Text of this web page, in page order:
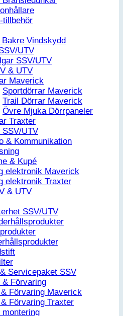
tillbehör
Bakre Vindskydd
UTV
SSV/UTV
& UTV
Maverick
Sportdörrar Maverick
Trail Dörrar Maverick
Övre Mjuka Dörrpaneler
Traxter
SSV/UTV
& Kommunikation
& Kupé
elektronik Maverick
elektronik Traxter
& UTV
SSV/UTV
Servicepaket SSV
& Förvaring
& Förvaring Maverick
& Förvaring Traxter
montering